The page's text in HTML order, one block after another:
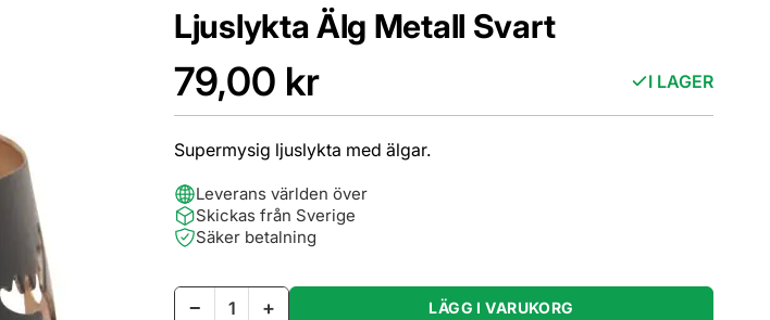
Ljuslykta Älg Metall Svart
79,00 kr I LAGER
Supermysig ljuslykta med älgar.
Leverans världen över
Skickas från Sverige
Säker betalning
− + LÄGG I VARUKORG